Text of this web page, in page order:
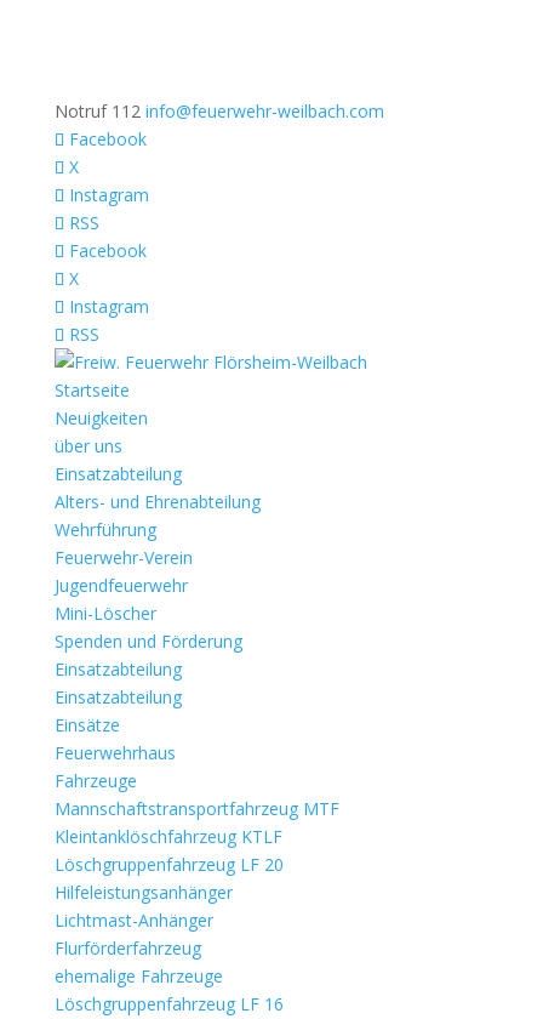
Notruf 112 info@feuerwehr-weilbach.com
Facebook
X
Instagram
RSS
Facebook
X
Instagram
RSS
Startseite
Neuigkeiten
über uns
Einsatzabteilung
Alters- und Ehrenabteilung
Wehrführung
Feuerwehr-Verein
Jugendfeuerwehr
Mini-Löscher
Spenden und Förderung
Einsatzabteilung
Einsatzabteilung
Einsätze
Feuerwehrhaus
Fahrzeuge
Mannschaftstransportfahrzeug MTF
Kleintanklöschfahrzeug KTLF
Löschgruppenfahrzeug LF 20
Hilfeleistungsanhänger
Lichtmast-Anhänger
Flurförderfahrzeug
ehemalige Fahrzeuge
Löschgruppenfahrzeug LF 16